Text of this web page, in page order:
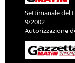
Settimanale del
9/2002
Autorizzazione